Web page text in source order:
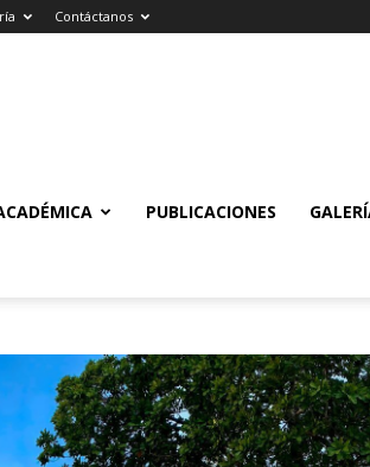
Contáctanos
PUBLICACIONES